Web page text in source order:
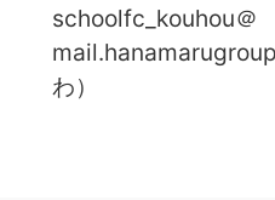
schoolfc_kouhou＠
わ）